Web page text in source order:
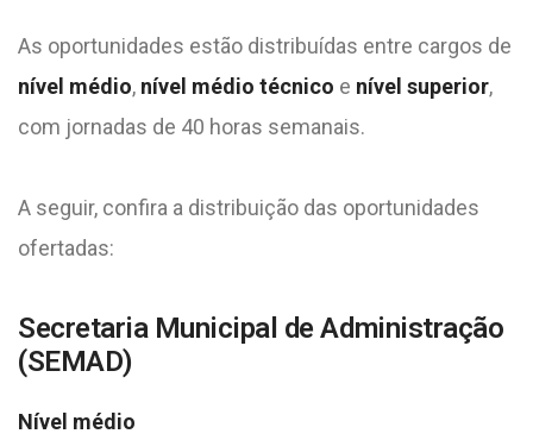
As oportunidades estão distribuídas entre cargos de
nível médio, nível médio técnico e nível superior,
com jornadas de 40 horas semanais.
A seguir, confira a distribuição das oportunidades
ofertadas:
Secretaria Municipal de Administração
(SEMAD)
Nível médio